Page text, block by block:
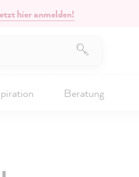
hier anmelden!
Beratung